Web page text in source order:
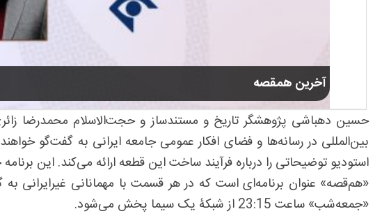
آخرین همقصه
حسین دهباشی پژوهشگر تاریخ و مستندساز و حجت‌الاسلام محمدرضا
بین‌المللی در رسانه‌ها و فضای افکار عمومی جامعه ایرانی به گفت‌گو
استودیو توضیحاتی را درباره فرآیند ساخت این قطعه ارائه می‌کند. این برنامه جمعه‌شب، ساعت 23:15 از
«هم‌قصه» عنوان برنامه‌ای است که در هر قسمت با مهمانانی غیرایرانی
«جمعه‌شب‌» ساعت 23:15 از شبکۀ یک سیما پخش می‌شود.